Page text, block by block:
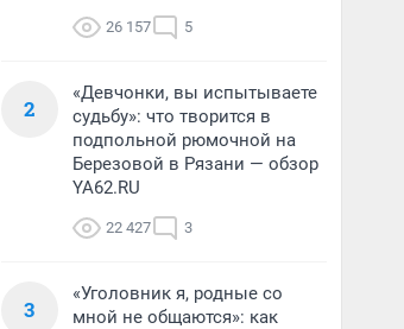
26 157 5
2
«Девчонки, вы испытываете
судьбу»: что творится в
подпольной рюмочной на
Березовой в Рязани — обзор
YA62.RU
22 427 3
3
«Уголовник я, родные со
мной не общаются»: как